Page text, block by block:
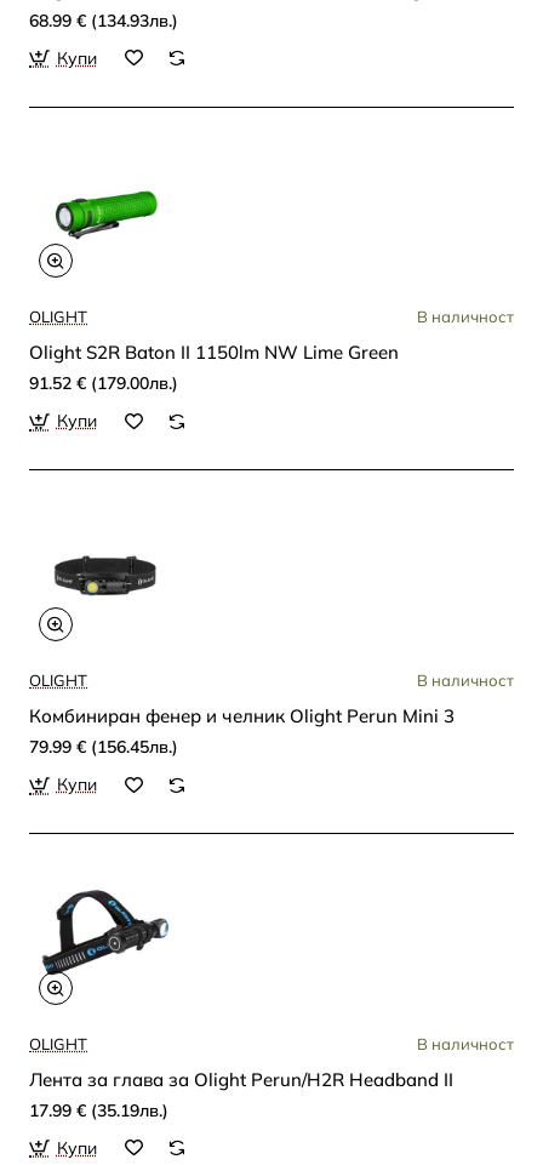
68.99 € (134.93лв.)
Купи
OLIGHT В наличност
Olight S2R Baton II 1150lm NW Lime Green
91.52 € (179.00лв.)
Купи
OLIGHT В наличност
Комбиниран фенер и челник Olight Perun Mini 3
79.99 € (156.45лв.)
Купи
OLIGHT В наличност
Лента за глава за Olight Perun/H2R Headband II
17.99 € (35.19лв.)
Купи